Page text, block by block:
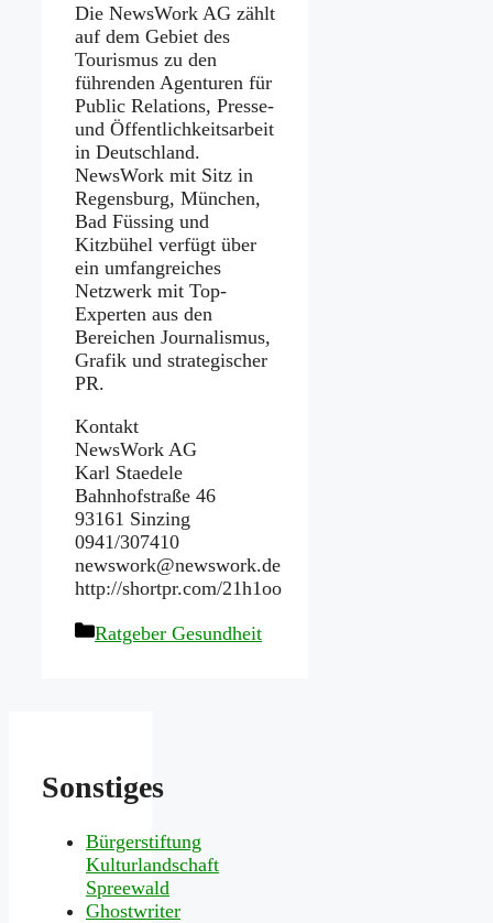
Die NewsWork AG zählt
auf dem Gebiet des
Tourismus zu den
führenden Agenturen für
Public Relations, Presse-
und Öffentlichkeitsarbeit
in Deutschland.
NewsWork mit Sitz in
Regensburg, München,
Bad Füssing und
Kitzbühel verfügt über
ein umfangreiches
Netzwerk mit Top-
Experten aus den
Bereichen Journalismus,
Grafik und strategischer
PR.
Kontakt
NewsWork AG
Karl Staedele
Bahnhofstraße 46
93161 Sinzing
0941/307410
newswork@newswork.de
http://shortpr.com/21h1oo
Kategorien
Ratgeber Gesundheit
Sonstiges
Bürgerstiftung
Kulturlandschaft
Spreewald
Ghostwriter